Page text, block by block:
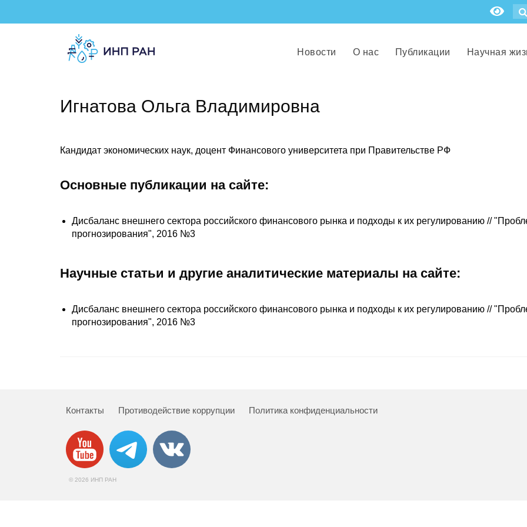
Новости О нас Публикации Научная
Игнатова Ольга Владимировна
Кандидат экономических наук, доцент Финансового университета при Правительстве РФ
Основные публикации на сайте:
Дисбаланс внешнего сектора российского финансового рынка и подходы к их регулированию //
прогнозирования", 2016 №3
Научные статьи и другие аналитические материалы на сайте:
Дисбаланс внешнего сектора российского финансового рынка и подходы к их регулированию //
прогнозирования", 2016 №3
Контакты Противодействие коррупции Политика конфиденциальности
© 2026 ИНП РАН